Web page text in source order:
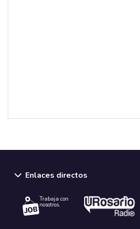
Enlaces directos
Trabaja con
nosotros.